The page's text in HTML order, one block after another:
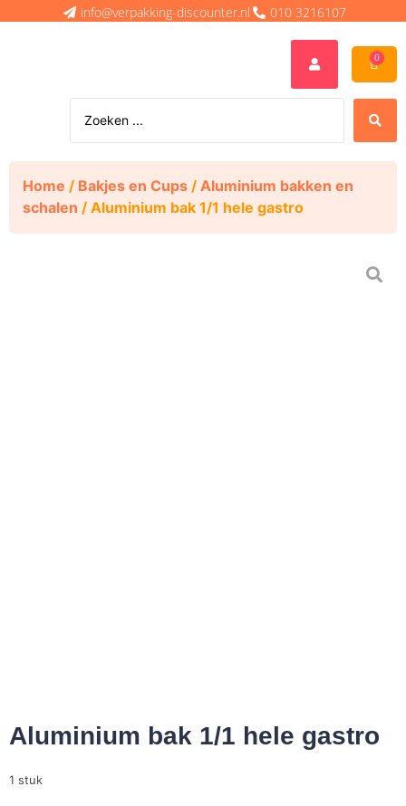
info@verpakking-discounter.nl 010 3216107
0
Home / Bakjes en Cups / Aluminium bakken en
schalen / Aluminium bak 1/1 hele gastro
Aluminium bak 1/1 hele gastro
1 stuk